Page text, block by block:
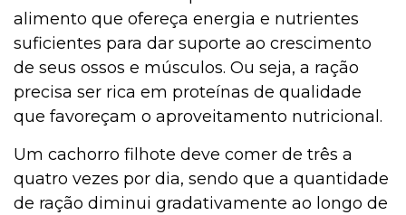
alimento que ofereça energia e nutrientes
suficientes para dar suporte ao crescimento
de seus ossos e músculos. Ou seja, a ração
precisa ser rica em proteínas de qualidade
que favoreçam o aproveitamento nutricional.
Um cachorro filhote deve comer de três a
quatro vezes por dia, sendo que a quantidade
de ração diminui gradativamente ao longo de